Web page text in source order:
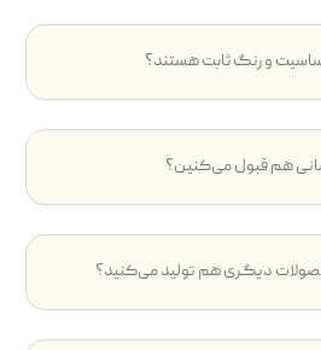
و رنگ ثابت هستند؟
هم قبول می‌کنین؟
دیگری هم تولید می‌کنید؟